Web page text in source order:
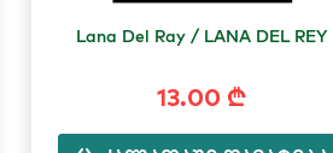
Lana Del Ray / LANA DEL REY
13.00 ₾